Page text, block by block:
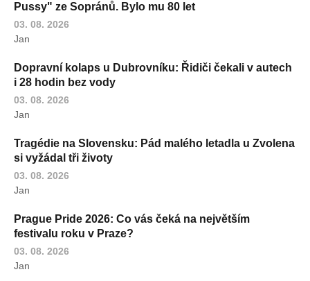
Pussy" ze Sopránů. Bylo mu 80 let
03. 08. 2026
Jan
Dopravní kolaps u Dubrovníku: Řidiči čekali v autech
i 28 hodin bez vody
03. 08. 2026
Jan
Tragédie na Slovensku: Pád malého letadla u Zvolena
si vyžádal tři životy
03. 08. 2026
Jan
Prague Pride 2026: Co vás čeká na největším
festivalu roku v Praze?
03. 08. 2026
Jan